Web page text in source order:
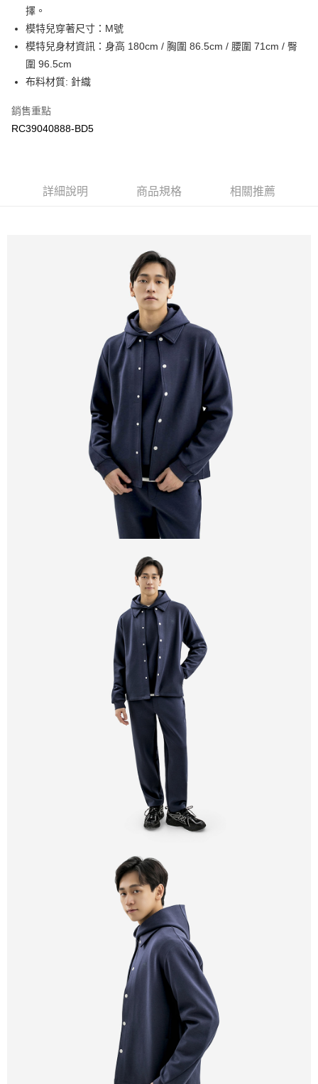
聯邦商業銀行
元大商業銀行
玉山商業銀行
星展（台灣）商業銀行
台新國際商業銀行
台灣樂天信用卡公司
臺灣中小企業銀行
匯豐（台灣）商業銀行
聯邦商業銀行
遠東國際商業銀行
元大商業銀行
永豐商業銀行
玉山商業銀行
台新國際商業銀行
街口支付
運送方式
限時免運活動
免運費
限時運費優惠-離島
每筆NT$100
擇。
模特兒穿著尺寸：M號
模特兒身材資訊：身高 180cm / 胸圍 86.5cm / 腰圍 71cm / 臀
圍 96.5cm
布料材質: 針織
銷售重點
RC39040888-BD5
詳細說明 商品規格 相關推薦